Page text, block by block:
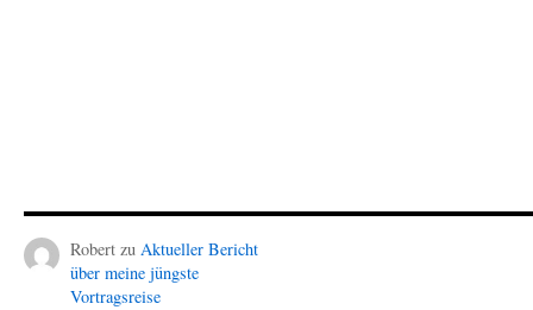
Robert zu Aktueller Bericht
über meine jüngste
Vortragsreise